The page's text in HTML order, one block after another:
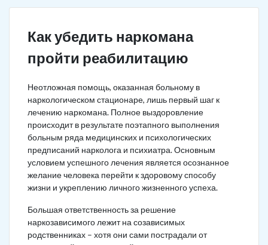
Как убедить наркомана
пройти реабилитацию
Неотложная помощь, оказанная больному в
наркологическом стационаре, лишь первый шаг к
лечению наркомана. Полное выздоровление
происходит в результате поэтапного выполнения
больным ряда медицинских и психологических
предписаний нарколога и психиатра. Основным
условием успешного лечения является осознанное
желание человека перейти к здоровому способу
жизни и укреплению личного жизненного успеха.
Большая ответственность за решение
наркозависимого лежит на созависимых
родственниках – хотя они сами пострадали от